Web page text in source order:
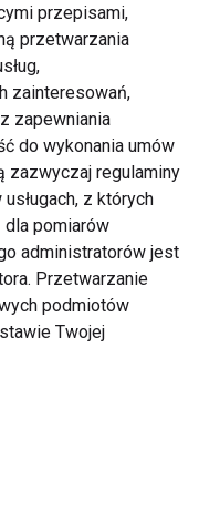
ciała
w trendzie
beauty -
o skórę i
dla
przepisami,
przetwarzania
zainteresowań,
zapewniania
do wykonania umów
zazwyczaj regulaminy
z których
pomiarów
administratorów jest
Przetwarzanie
podmiotów
Twojej